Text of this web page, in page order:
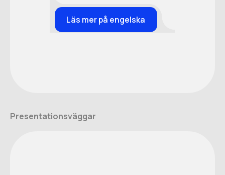
Läs mer på engelska
Presentationsväggar